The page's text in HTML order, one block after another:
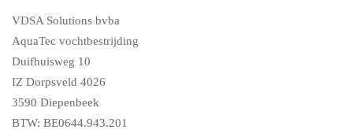
VDSA Solutions bvba
AquaTec vochtbestrijding
Duifhuisweg 10
IZ Dorpsveld 4026
3590 Diepenbeek
BTW: BE0644.943.201